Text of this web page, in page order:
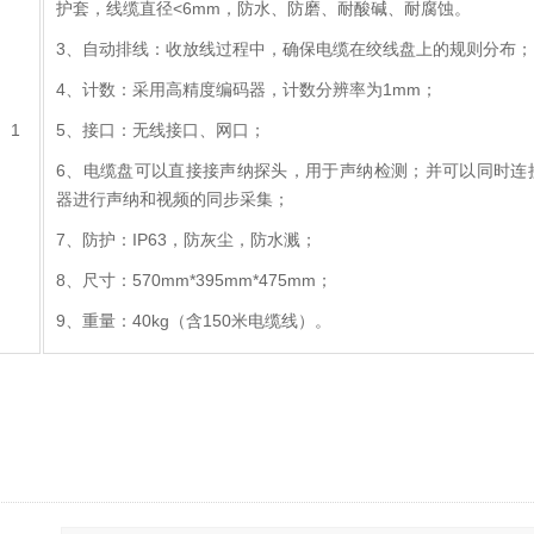
1
护套，线缆直径<6mm，防水、防磨、耐酸碱、耐腐蚀。
3、自动排线：收放线过程中，确保电缆在绞线盘上的规则分布；
4、计数：采用高精度编码器，计数分辨率为1mm；
5、接口：无线接口、网口；
6、电缆盘可以直接接声纳探头，用于声纳检测；并可以同时连
器进行声纳和视频的同步采集；
7、防护：IP63，防灰尘，防水溅；
8、尺寸：570mm*395mm*475mm；
9、重量：40kg（含150米电缆线）。